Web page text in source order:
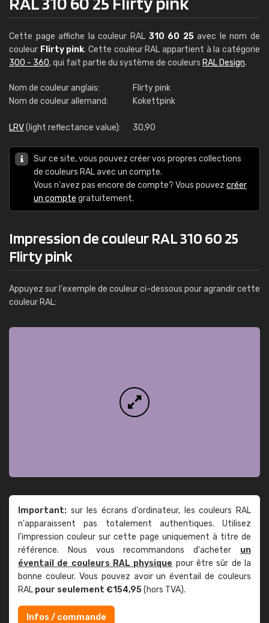
Cette page affiche la couleur RAL 310 60 25avec le nom de
couleur Flirty pink. Cette couleur RAL appartient à la catégorie
300 - 360, qui fait partie du système de couleurs RAL Design.
Nom de couleur anglais:
Flirty pink
Nom de couleur allemand:
Kokettpink
LRV(light reflectance value): 30,90
Sur ce site, vous pouvez créer vos propres collections
de couleurs RAL avec un compte.
Vous n'avez pas encore de compte? Vous pouvez créer
un compte gratuitement.
Impression de couleur RAL 310 60 25
Flirty pink
Appuyez sur l'exemple de couleur ci-dessous pour agrandir cette
couleur RAL:
Important: sur les écrans d'ordinateur, les couleurs RAL
n'apparaissent pas totalement authentiques. Utilisez
l'impression couleur sur cette page uniquement à titre de
référence. Nous vous recommandons d'acheter un
éventail de couleurs RAL physique pour être sûr de la
bonne couleur. Vous pouvez avoir un éventail de couleurs
RAL pour seulement €154,95(hors TVA).
Infos / commande